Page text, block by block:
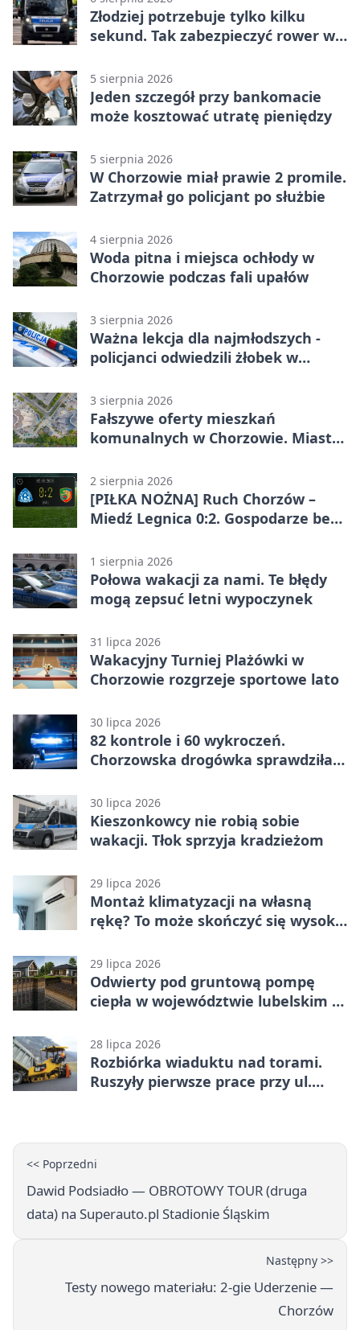
Złodziej potrzebuje tylko kilku
sekund. Tak zabezpieczyć rower w
5 sierpnia 2026
Jeden szczegół przy bankomacie
może kosztować utratę pieniędzy
5 sierpnia 2026
W Chorzowie miał prawie 2 promile.
Zatrzymał go policjant po służbie
4 sierpnia 2026
Woda pitna i miejsca ochłody w
Chorzowie podczas fali upałów
3 sierpnia 2026
Ważna lekcja dla najmłodszych -
policjanci odwiedzili żłobek w
3 sierpnia 2026
Fałszywe oferty mieszkań
komunalnych w Chorzowie. Miasto
2 sierpnia 2026
[PIŁKA NOŻNA] Ruch Chorzów –
Miedź Legnica 0:2. Gospodarze bez
1 sierpnia 2026
Połowa wakacji za nami. Te błędy
mogą zepsuć letni wypoczynek
31 lipca 2026
Wakacyjny Turniej Plażówki w
Chorzowie rozgrzeje sportowe lato
30 lipca 2026
82 kontrole i 60 wykroczeń.
Chorzowska drogówka sprawdziła
30 lipca 2026
Kieszonkowcy nie robią sobie
wakacji. Tłok sprzyja kradzieżom
29 lipca 2026
Montaż klimatyzacji na własną
rękę? To może skończyć się wysoką
29 lipca 2026
Odwierty pod gruntową pompę
ciepła w województwie lubelskim -
28 lipca 2026
Rozbiórka wiaduktu nad torami.
Ruszyły pierwsze prace przy ul.
<< Poprzedni
Dawid Podsiadło — OBROTOWY TOUR (druga
data) na Superauto.pl Stadionie Śląskim
Następny >>
Testy nowego materiału: 2-gie Uderzenie —
Chorzów